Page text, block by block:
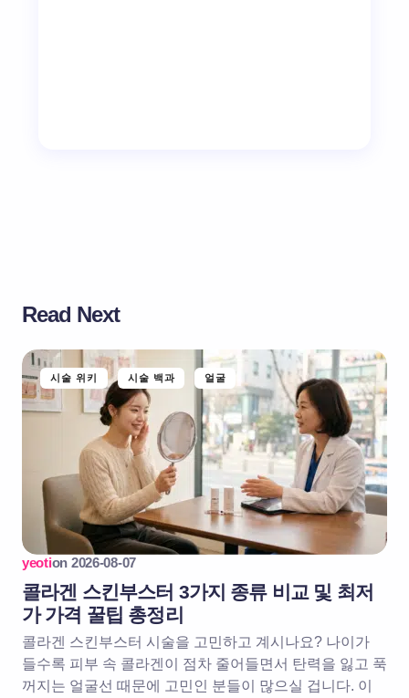
Read Next
시술 위키 시술 백과 얼굴
yeotion 2026-08-07
콜라겐 스킨부스터 3가지 종류 비교 및 최저
가 가격 꿀팁 총정리
콜라겐 스킨부스터 시술을 고민하고 계시나요? 나이가
들수록 피부 속 콜라겐이 점차 줄어들면서 탄력을 잃고 푹
꺼지는 얼굴선 때문에 고민인 분들이 많으실 겁니다. 이